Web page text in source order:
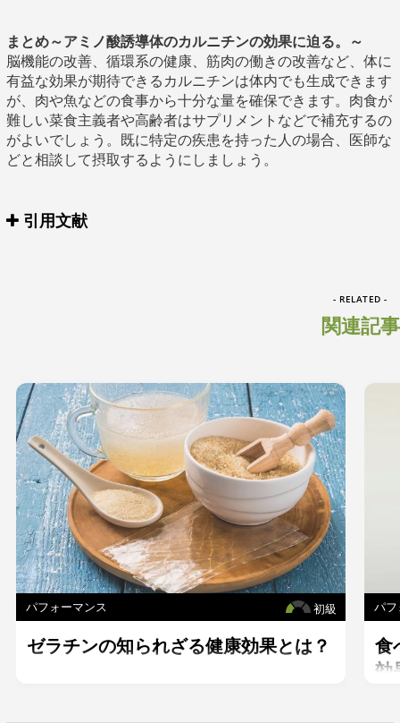
まとめ～アミノ酸誘導体のカルニチンの効果に迫る。～
脳機能の改善、循環系の健康、筋肉の働きの改善など、体に
有益な効果が期待できるカルニチンは体内でも生成できます
が、肉や魚などの食事から十分な量を確保できます。肉食が
難しい菜食主義者や高齢者はサプリメントなどで補充するの
がよいでしょう。既に特定の疾患を持った人の場合、医師な
どと相談して摂取するようにしましょう。
引用文献
- RELATED -
関連記事
初級
パフォーマンス
ゼラチンの知られざる健康効果とは？
パフ
食
効